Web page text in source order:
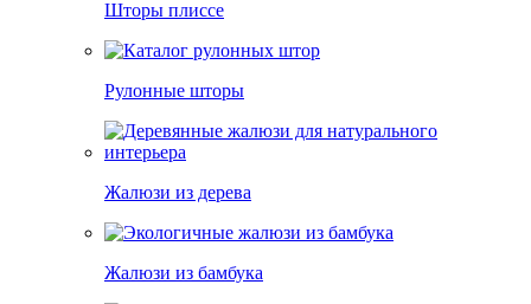
Шторы плиссе
Рулонные шторы
Жалюзи из дерева
Жалюзи из бамбука